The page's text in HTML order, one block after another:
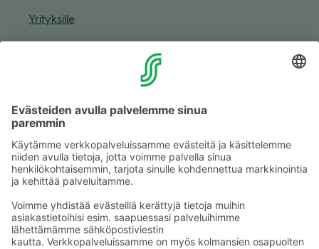
Yri­tyk­sille
Muuta eväs­tea­se­tuk­sia & eväs­tein­for­maa­tio
Tie­to­suo­ja­se­loste (Arina)
Kaup­pa­kes­kus
Ma-pe 9–20